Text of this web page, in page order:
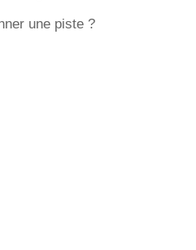
une piste ?